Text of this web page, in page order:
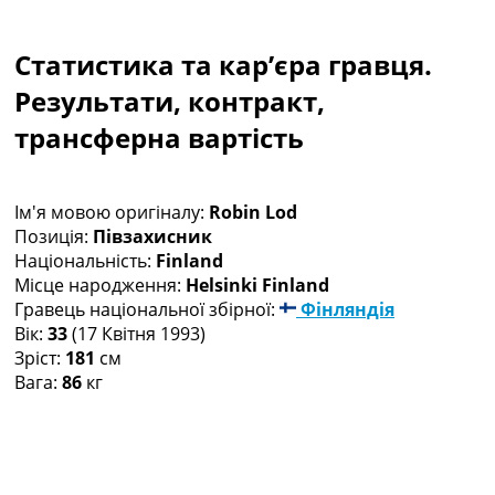
Чемпіонат Світу
Україна. Прем’єр-Ліга
Україна. Перша Ліга
Ліга Чемпіонів
Ще Турніри >>>
Таблиці
Чемпіонат Світу. Турнирні таблиці
Таблиця УПЛ
Перша Ліга
Таблиця АПЛ
Таблиця Ла Ліги
Таблиця Ліги Чемпіонів
Статистика та кар’єра гравця.
Результати, контракт,
трансферна вартість
Ім'я мовою оригіналу: Robin Lod
Позиція: Півзахисник
Національність: Finland
Місце народження: Helsinki Finland
Гравець національної збірної:
Фінляндія
Вік: 33(17 Квітня 1993)
Зріст: 181 см
Вага: 86 кг